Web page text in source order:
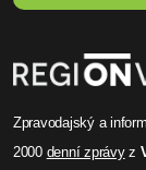
Zpravodajský a
2000 denní zprávyz